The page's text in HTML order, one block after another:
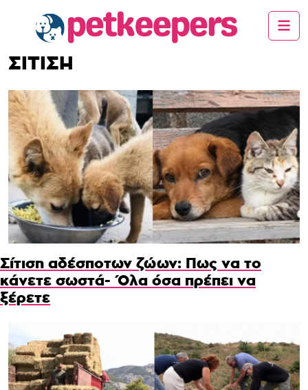
ΣΙΤΙΣΗ
Σίτιση αδέσποτων ζώων: Πως να το
κάνετε σωστά- Όλα όσα πρέπει να
ξέρετε